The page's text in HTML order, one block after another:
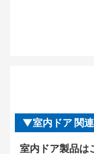
室内ドア 関
室内ドア製品は